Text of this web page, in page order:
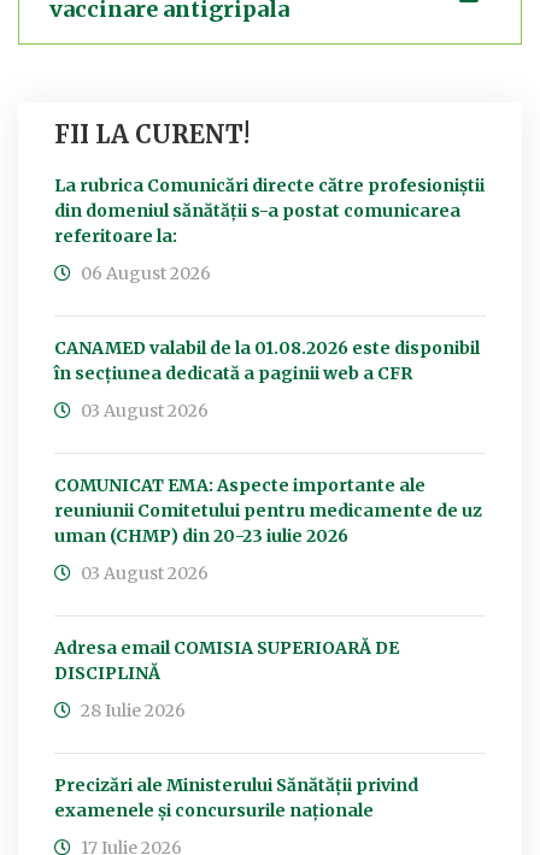
vaccinare antigripala
FII LA CURENT!
La rubrica Comunicări directe către profesioniștii
din domeniul sănătății s-a postat comunicarea
referitoare la:
06 August 2026
CANAMED valabil de la 01.08.2026 este disponibil
în secțiunea dedicată a paginii web a CFR
03 August 2026
COMUNICAT EMA: Aspecte importante ale
reuniunii Comitetului pentru medicamente de uz
uman (CHMP) din 20-23 iulie 2026
03 August 2026
Adresa email COMISIA SUPERIOARĂ DE
DISCIPLINĂ
28 Iulie 2026
Precizări ale Ministerului Sănătății privind
examenele și concursurile naționale
17 Iulie 2026